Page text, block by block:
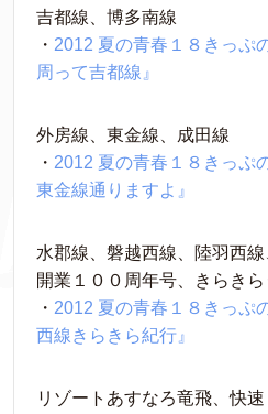
吉都線、博多南線
・ 2012 夏の青春１８きっぷ
周って吉都線』
外房線、東金線、成田線
・ 2012 夏の青春１８きっぷ
東金線通りますよ』
水郡線、磐越西線、陸羽西
開業１００周年号、きらき
・ 2012 夏の青春１８きっぷ
西線きらきら紀行』
リゾートあすなろ竜飛、快